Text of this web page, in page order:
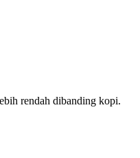
rendah dibanding kopi.